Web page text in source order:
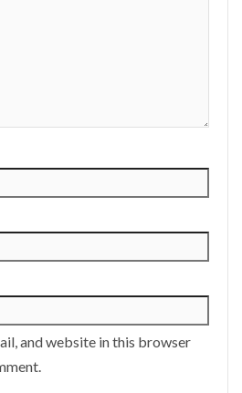
and website in this browser